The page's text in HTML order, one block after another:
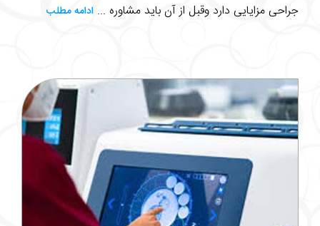
جراحی مزایایی دارد وقبل از آن باید مشاوره ... ادامه مطلب